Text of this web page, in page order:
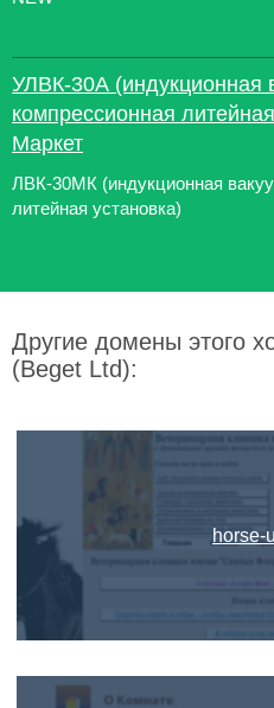
УЛВК-30А (индукционная
компрессионная
Маркет
ЛВК-30МК (индукционная
литейная установка)
Другие домены этого
(Beget Ltd):
horse-